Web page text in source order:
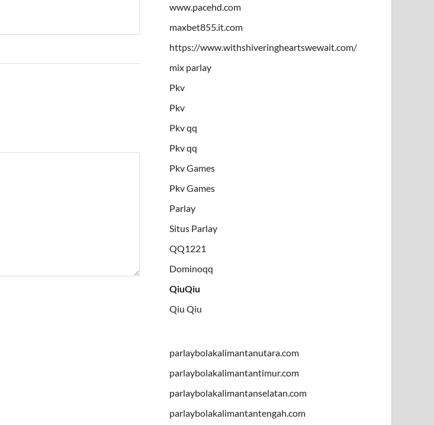
www.pacehd.com
maxbet855.it.com
https://www.withshiveringheartswewait.com/
mix parlay
Pkv
Pkv
Pkv qq
Pkv qq
Pkv Games
Pkv Games
Parlay
Situs Parlay
QQ1221
Dominoqq
QiuQiu
Qiu Qiu
parlaybolakalimantanutara.com
parlaybolakalimantantimur.com
parlaybolakalimantanselatan.com
parlaybolakalimantantengah.com